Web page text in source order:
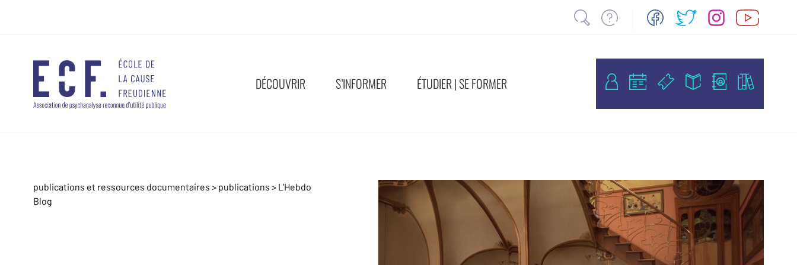
DÉCOUVRIR S’INFORMER ÉTUDIER | SE FORMER
publications et ressources documentaires > publications > L'Hebdo
Blog